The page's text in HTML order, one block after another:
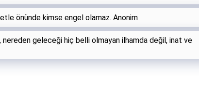
önünde kimse engel olamaz. Anonim
nereden geleceği hiç belli olmayan ilhamda değil, inat ve